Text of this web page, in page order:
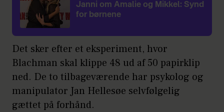
Janni om Amalie og Mikkel: Synd
for børnene
Det sker efter et eksperiment, hvor
Blachman skal klippe 48 ud af 50 papirklip
ned. De to tilbageværende har psykolog og
manipulator Jan Hellesøe selvfølgelig
gættet på forhånd.